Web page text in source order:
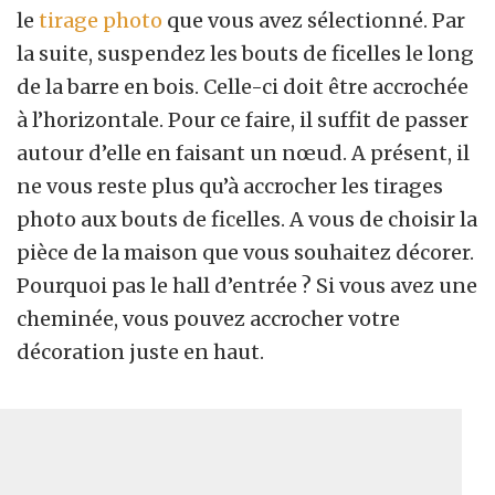
le tirage photo que vous avez sélectionné. Par
la suite, suspendez les bouts de ficelles le long
de la barre en bois. Celle-ci doit être accrochée
à l’horizontale. Pour ce faire, il suffit de passer
autour d’elle en faisant un nœud. A présent, il
ne vous reste plus qu’à accrocher les tirages
photo aux bouts de ficelles. A vous de choisir la
pièce de la maison que vous souhaitez décorer.
Pourquoi pas le hall d’entrée ? Si vous avez une
cheminée, vous pouvez accrocher votre
décoration juste en haut.